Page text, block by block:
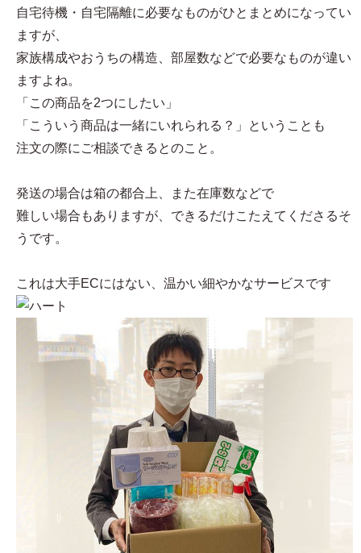
自宅待機・自宅隔離に必要なものがひとまとめになってい
ますが、
家族構成やおうちの構造、部屋数などで必要なものが違い
ますよね。
「この商品を2つにしたい」
「こういう商品は一緒にいれられる？」ということも
注文の際にご相談できるとのこと。
発送の場合は箱の都合上、また在庫数などで
難しい場合もありますが、できるだけこたえてくださるそ
うです。
これは大手ECにはない、温かい細やかなサービスです